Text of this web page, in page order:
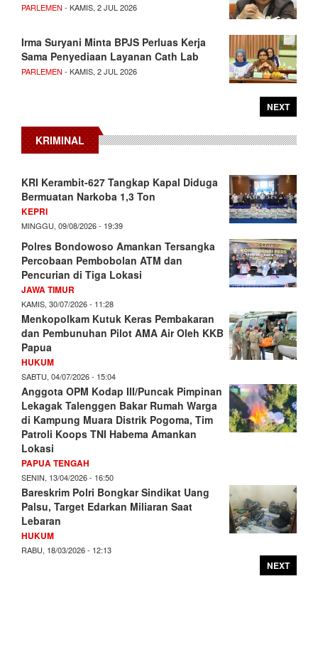
PARLEMEN - KAMIS, 2 JUL 2026
Irma Suryani Minta BPJS Perluas Kerja
Sama Penyediaan Layanan Cath Lab
PARLEMEN - KAMIS, 2 JUL 2026
NEXT
KRIMINAL
KRI Kerambit-627 Tangkap Kapal Diduga
Bermuatan Narkoba 1,3 Ton
KEPRI
MINGGU, 09/08/2026 - 19:39
Polres Bondowoso Amankan Tersangka
Percobaan Pembobolan ATM dan
Pencurian di Tiga Lokasi
JAWA TIMUR
KAMIS, 30/07/2026 - 11:28
Menkopolkam Kutuk Keras Pembakaran
dan Pembunuhan Pilot AMA Air Oleh KKB
Papua
HUKUM
SABTU, 04/07/2026 - 15:04
Anggota OPM Kodap III/Puncak Pimpinan
Lekagak Talenggen Bakar Rumah Warga
di Kampung Muara Distrik Pogoma, Tim
Patroli Koops TNI Habema Amankan
Lokasi
PAPUA TENGAH
SENIN, 13/04/2026 - 16:50
Bareskrim Polri Bongkar Sindikat Uang
Palsu, Target Edarkan Miliaran Saat
Lebaran
HUKUM
RABU, 18/03/2026 - 12:13
NEXT